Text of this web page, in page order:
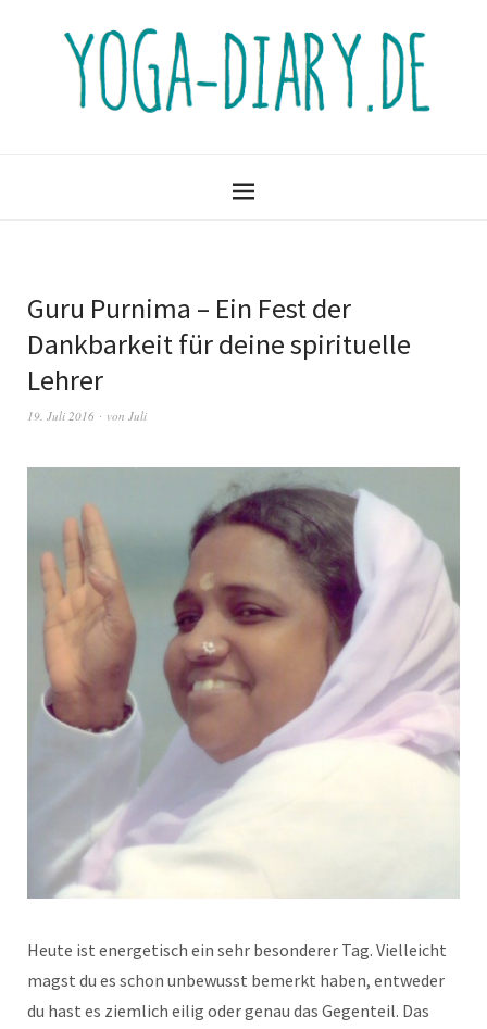
Guru Purnima – Ein Fest der
Dankbarkeit für deine spirituelle
Lehrer
19. Juli 2016 von Juli
Heute ist energetisch ein sehr besonderer Tag. Vielleicht
magst du es schon unbewusst bemerkt haben, entweder
du hast es ziemlich eilig oder genau das Gegenteil. Das